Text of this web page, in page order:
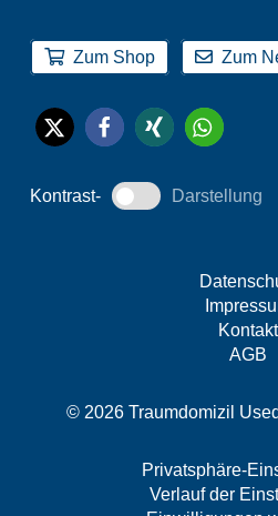
Zum Shop Zum
Kontrast- Darstellung
© 2026 Traumdomizil
Privatsphäre-
Verlauf der
Kontakt
AGB